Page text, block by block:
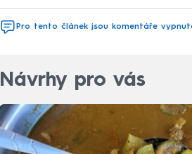
Pro tento článek jsou komentáře
Návrhy pro vás